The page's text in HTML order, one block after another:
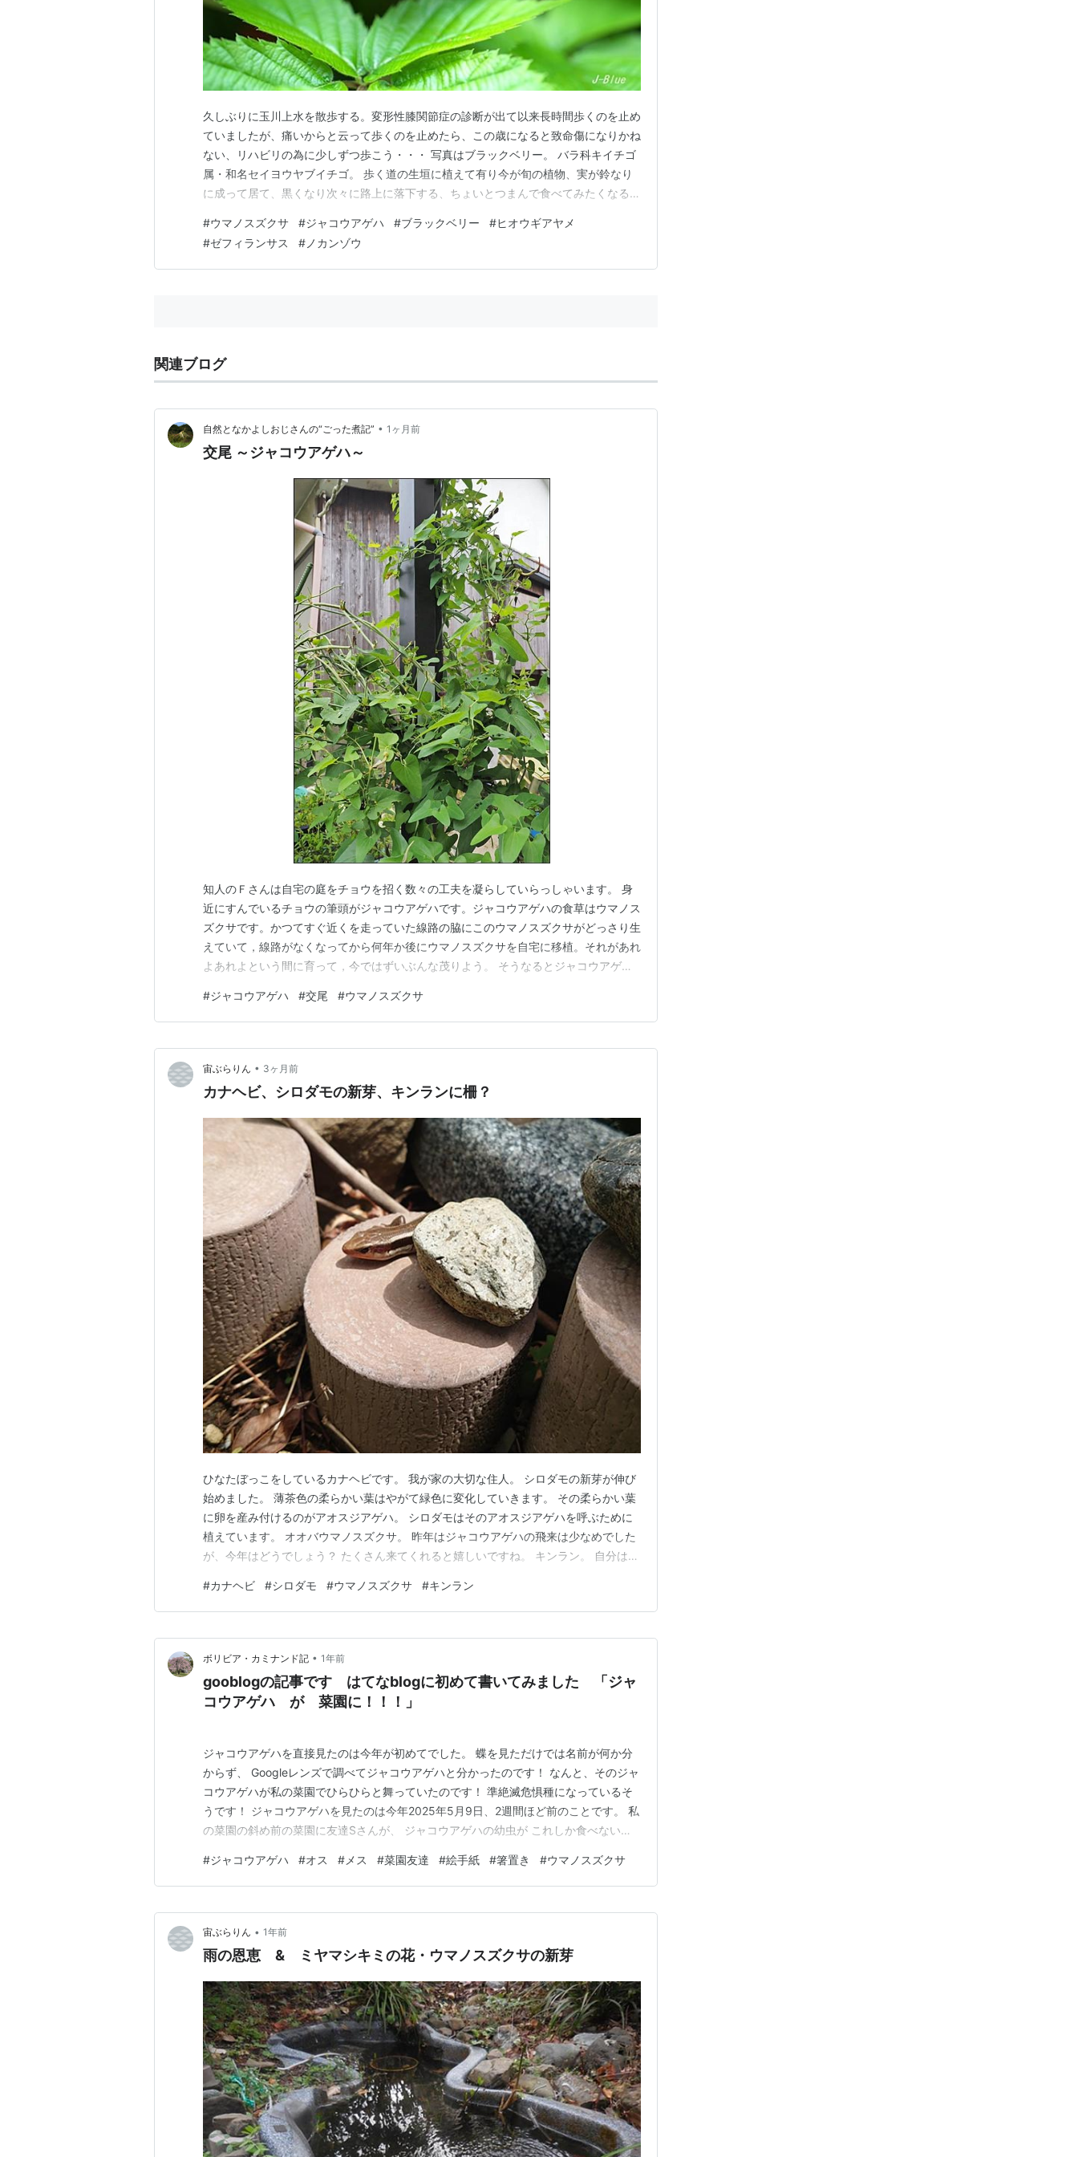
久しぶりに玉川上水を散歩する。変形性膝関節症の診断が出て以来長時間歩くのを止め
ていましたが、痛いからと云って歩くのを止めたら、この歳になると致命傷になりかね
ない、リハビリの為に少しずつ歩こう・・・ 写真はブラックベリー。 バラ科キイチゴ
属・和名セイヨウヤブイチゴ。 歩く道の生垣に植えて有り今が旬の植物、実が鈴なり
に成って居て、黒くなり次々に路上に落下する、ちょいとつまんで食べてみたくなる誘
メ科クロコスミア属 花好きのお宅の庭先に鉢植えに成っていましたこの赤色が非常に
目立ちます。 ゼフィランサス ヒガンバナ科玉すだれ…
#ウマノスズクサ #ジャコウアゲハ #ブラックベリー #ヒオウギアヤメ
#ゼフィランサス # ノカンゾウ
関連ブログ
自然となかよしおじさんの“ごった煮記” • 1ヶ月前
交尾 ～ジャコウアゲハ～
知人のＦさんは自宅の庭をチョウを招く数々の工夫を凝らしていらっしゃいます。 身
近にすんでいるチョウの筆頭がジャコウアゲハです。ジャコウアゲハの食草はウマノス
ズクサです。かつてすぐ近くを走っていた線路の脇にこのウマノスズクサがどっさり生
えていて，線路がなくなってから何年か後にウマノスズクサを自宅に移植。それがあれ
よあれよという間に育って，今ではずいぶんな茂りよう。 そうなるとジャコウアゲハ
回るといったうれしい状況を迎えているのです。 訪ねた日，タイミングよくジャコウ
アゲハの交尾を目撃。それも二組です。 撮影していてすっ…
#ジャコウアゲハ #交尾 #ウマノスズクサ
宙ぶらりん • 3ヶ月前
カナヘビ、シロダモの新芽、キンランに柵？
ひなたぼっこをしているカナヘビです。 我が家の大切な住人。 シロダモの新芽が伸び
始めました。 薄茶色の柔らかい葉はやがて緑色に変化していきます。 その柔らかい葉
に卵を産み付けるのがアオスジアゲハ。 シロダモはそのアオスジアゲハを呼ぶために
植えています。 オオバウマノスズクサ。 昨年はジャコウアゲハの飛来は少なめでした
が、今年はどうでしょう？ たくさん来てくれると嬉しいですね。 キンラン。 自分は
ってくれたようです。 丁寧に作ってありますね。 これでも盗掘する人は人じゃない!
たぶん、以前、この場所でキンランについて話…
#カナヘビ #シロダモ #ウマノスズクサ #キンラン
ボリビア・カミナンド記 • 1年前
gooblogの記事です はてなblogに初めて書いてみました 「ジャ
コウアゲハ が 菜園に！！！」
ジャコウアゲハを直接見たのは今年が初めてでした。 蝶を見ただけでは名前が何か分
からず、 Googleレンズで調べてジャコウアゲハと分かったのです！ なんと、そのジャ
コウアゲハが私の菜園でひらひらと舞っていたのです！ 準絶滅危惧種になっているそ
うです！ ジャコウアゲハを見たのは今年2025年5月9日、2週間ほど前のことです。 私
の菜園の斜め前の菜園に友達Sさんが、 ジャコウアゲハの幼虫が これしか食べないと
ジャコウアゲハを呼びたいために ウマノスズクサを育てていたのです。 10年前、Sさ
んは私にジャコウアゲハは朝と…
#ジャコウアゲハ #オス # メス #菜園友達 #絵手紙 #箸置き #ウマノスズクサ
宙ぶらりん • 1年前
雨の恩恵 & ミヤマシキミの花・ウマノスズクサの新芽